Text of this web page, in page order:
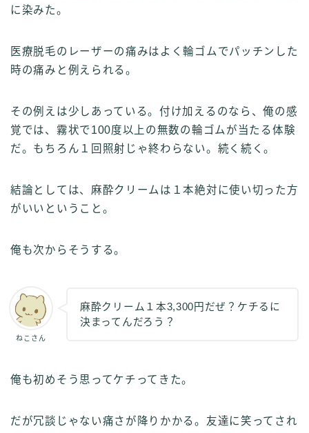
に染みた。
医療脱毛のレーザーの痛みはよく輪ゴムでパッチンした
時の痛みと例えられる。
その例えは少しあっている。付け加えるのなら、俺の感
覚では、霧状で100度以上の無数の輪ゴムが当たる体験
だ。もちろん１回照射じゃ終わらない。続く続く。
結論としては、麻酔クリームは１本絶対に使い切った方
がいいということ。
俺も次からそうする。
ねこさん
麻酔クリーム１本3,300円だぜ？ケチるに
決まってんだろう？
俺も初めそう思ってケチってきた。
だが冗談じゃない痛さが降りかかる。友達に笑ってされ